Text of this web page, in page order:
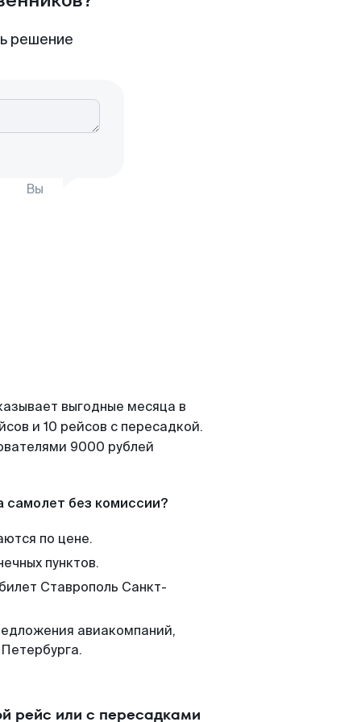
решение
Вы
выгодные месяца в
и 10 рейсов с пересадкой.
9000 рублей
самолет без комиссии?
по цене.
пунктов.
Ставрополь Санкт-
авиакомпаний,
рейс или с пересадками